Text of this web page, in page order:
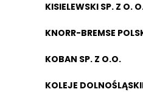
KISIELEWSKI SP. Z O.
KNORR-BREMSE
KOBAN SP. Z O.O.
KOLEJE